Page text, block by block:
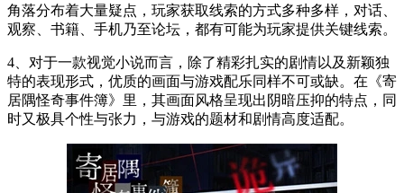
角落分布着大量疑点，玩家获取线索的方式多种多样，对话、
观察、书籍、手机乃至论坛，都有可能为玩家提供关键线索。
4、对于一款视觉小说而言，除了精彩扎实的剧情以及新颖独
特的表现形式，优质的画面与游戏配乐同样不可或缺。在《寄
居隅怪奇事件簿》里，其画面风格呈现出阴暗压抑的特点，同
时又极具个性与张力，与游戏的题材和剧情高度适配。